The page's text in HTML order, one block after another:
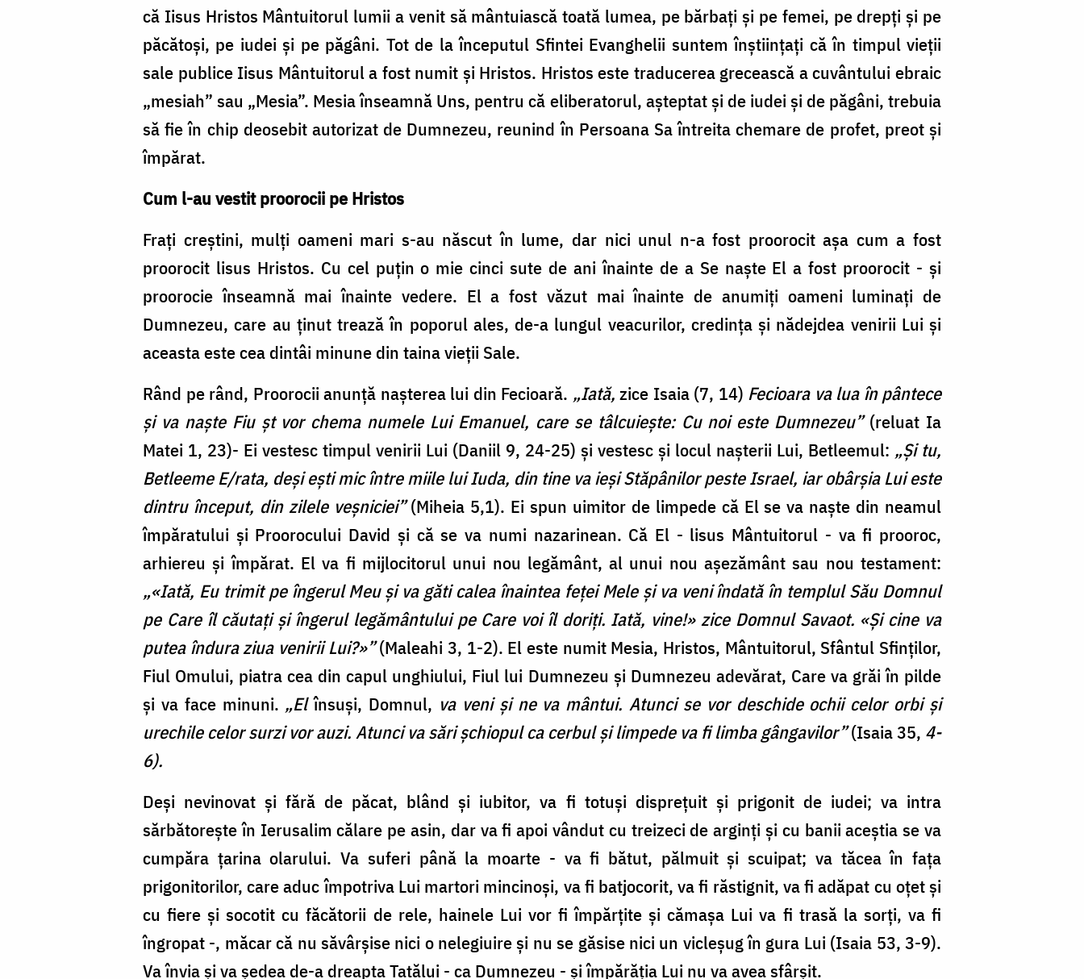
că Iisus Hristos Mântuitorul lumii a venit să mântuiască toată lumea, pe bărbaţi şi pe femei, pe drepţi şi pe
păcătoşi, pe iudei şi pe păgâni. Tot de la începutul Sfintei Evanghelii suntem înştiinţaţi că în timpul vieţii
sale publice Iisus Mântuitorul a fost numit şi Hristos. Hristos este traducerea grecească a cuvântului ebraic
„mesiah” sau „Mesia”. Mesia înseamnă Uns, pentru că eliberatorul, aşteptat şi de iudei şi de păgâni, trebuia
să fie în chip deosebit autorizat de Dumnezeu, reunind în Persoana Sa întreita chemare de profet, preot şi
împărat.
Cum l-au vestit proorocii pe Hristos
Fraţi creştini, mulţi oameni mari s-au născut în lume, dar nici unul n-a fost proorocit aşa cum a fost
proorocit lisus Hristos. Cu cel puţin o mie cinci sute de ani înainte de a Se naşte El a fost proorocit - şi
proorocie înseamnă mai înainte vedere. El a fost văzut mai înainte de anumiţi oameni luminaţi de
Dumnezeu, care au ţinut trează în poporul ales, de-a lungul veacurilor, credinţa şi nădejdea venirii Lui şi
aceasta este cea dintâi minune din taina vieţii Sale.
Rând pe rând, Proorocii anunţă naşterea lui din Fecioară. „Iată, zice Isaia (7, 14) Fecioara va lua în pântece
şi va naşte Fiu şt vor chema numele Lui Emanuel, care se tâlcuieşte: Cu noi este Dumnezeu” (reluat Ia
Matei 1, 23)- Ei vestesc timpul venirii Lui (Daniil 9, 24-25) şi vestesc şi locul naşterii Lui, Betleemul: „Şi tu,
Betleeme E/rata, deşi eşti mic între miile lui Iuda, din tine va ieşi Stăpânilor peste Israel, iar obârşia Lui este
dintru început, din zilele veşniciei”(Miheia 5,1). Ei spun uimitor de limpede că El se va naşte din neamul
împăratului şi Proorocului David şi că se va numi nazarinean. Că El - lisus Mântuitorul - va fi prooroc,
arhiereu şi împărat. El va fi mijlocitorul unui nou legământ, al unui nou aşezământ sau nou testament:
„«Iată, Eu trimit pe îngerul Meu şi va găti calea înaintea feţei Mele şi va veni îndată în templul Său Domnul
pe Care îl căutaţi şi îngerul legământului pe Care voi îl doriţi. Iată, vine!» zice Domnul Savaot. «Şi cine va
putea îndura ziua venirii Lui?»”(Maleahi 3, 1-2). El este numit Mesia, Hristos, Mântuitorul, Sfântul Sfinţilor,
Fiul Omului, piatra cea din capul unghiului, Fiul lui Dumnezeu şi Dumnezeu adevărat, Care va grăi în pilde
şi va face minuni. „Elînsuşi, Domnul, va veni şi ne va mântui. Atunci se vor deschide ochii celor orbi şi
urechile celor surzi vor auzi. Atunci va sări şchiopul ca cerbul şi limpede va fi limba gângavilor”(Isaia 35, 4-
6).
Deşi nevinovat și fără de păcat, blând şi iubitor, va fi totuşi dispreţuit şi prigonit de iudei; va intra
sărbătoreşte în Ierusalim călare pe asin, dar va fi apoi vândut cu treizeci de arginţi şi cu banii aceştia se va
cumpăra ţarina olarului. Va suferi până la moarte - va fi bătut, pălmuit şi scuipat; va tăcea în faţa
prigonitorilor, care aduc împotriva Lui martori mincinoşi, va fi batjocorit, va fi răstignit, va fi adăpat cu oţet şi
cu fiere şi socotit cu făcătorii de rele, hainele Lui vor fi împărţite şi cămaşa Lui va fi trasă la sorţi, va fi
îngropat -, măcar că nu săvârşise nici o nelegiuire şi nu se găsise nici un vicleşug în gura Lui (Isaia 53, 3-9).
Va învia şi va şedea de-a dreapta Tatălui - ca Dumnezeu - şi împărăţia Lui nu va avea sfârşit.